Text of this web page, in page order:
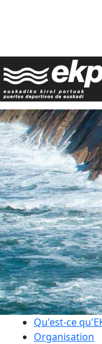
Qu'est-ce
Organisation